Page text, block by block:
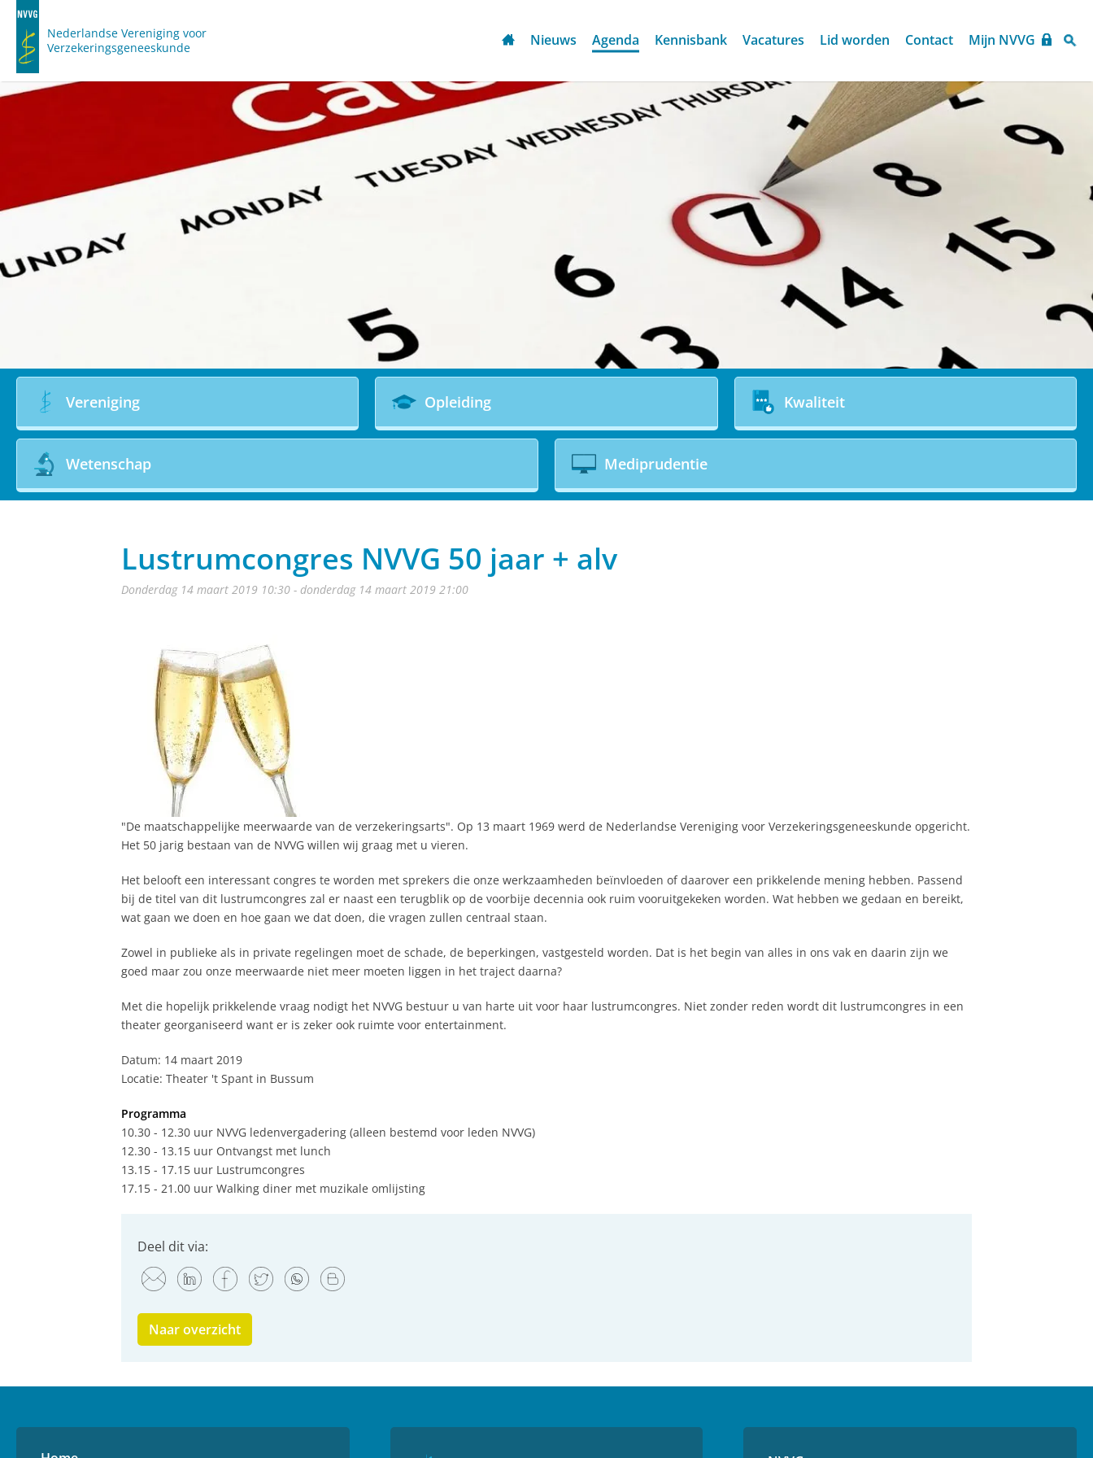
Nederlandse Vereniging voor
Verzekeringsgeneeskunde
Nieuws Agenda Kennisbank Vacatures Lid worden Contact Mijn NVVG
Vereniging Opleiding Kwaliteit
Wetenschap Mediprudentie
Lustrumcongres NVVG 50 jaar + alv
donderdag 14 maart 2019 10:30 - donderdag 14 maart 2019 21:00
"De maatschappelijke meerwaarde van de verzekeringsarts". Op 13 maart 1969 werd de Nederlandse Vereniging voor Verzekeringsgeneeskunde opgericht.
Het 50 jarig bestaan van de NVVG willen wij graag met u vieren.
Het belooft een interessant congres te worden met sprekers die onze werkzaamheden beïnvloeden of daarover een prikkelende mening hebben. Passend
bij de titel van dit lustrumcongres zal er naast een terugblik op de voorbije decennia ook ruim vooruitgekeken worden. Wat hebben we gedaan en bereikt,
wat gaan we doen en hoe gaan we dat doen, die vragen zullen centraal staan.
Zowel in publieke als in private regelingen moet de schade, de beperkingen, vastgesteld worden. Dat is het begin van alles in ons vak en daarin zijn we
goed maar zou onze meerwaarde niet meer moeten liggen in het traject daarna?
Met die hopelijk prikkelende vraag nodigt het NVVG bestuur u van harte uit voor haar lustrumcongres. Niet zonder reden wordt dit lustrumcongres in een
theater georganiseerd want er is zeker ook ruimte voor entertainment.
Datum: 14 maart 2019
Locatie: Theater 't Spant in Bussum
Programma
10.30 - 12.30 uur NVVG ledenvergadering (alleen bestemd voor leden NVVG)
12.30 - 13.15 uur Ontvangst met lunch
13.15 - 17.15 uur Lustrumcongres
17.15 - 21.00 uur Walking diner met muzikale omlijsting
Deel dit via:
Naar overzicht